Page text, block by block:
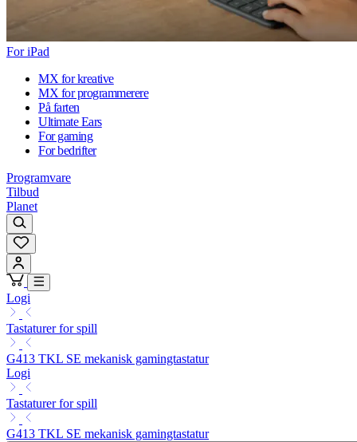
For iPad
MX for kreative
MX for programmerere
På farten
Ultimate Ears
For gaming
For bedrifter
Programvare
Tilbud
Planet
Logi
Tastaturer for spill
G413 TKL SE mekanisk gamingtastatur
Logi
Tastaturer for spill
G413 TKL SE mekanisk gamingtastatur